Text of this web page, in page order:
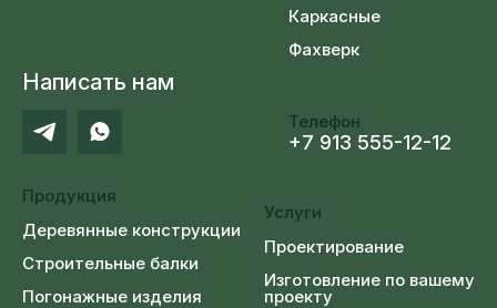
Написать нам
Каркасные
Фахверк
Телефон
+7 913 555-12-12
Продукция
Деревянные конструкции
Строительные балки
Погонажные изделия
Услуги
Проектирование
Изготовление по вашему
проекту